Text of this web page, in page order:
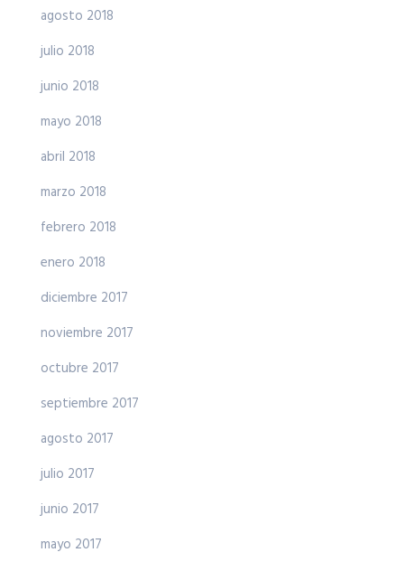
agosto 2018
julio 2018
junio 2018
mayo 2018
abril 2018
marzo 2018
febrero 2018
enero 2018
diciembre 2017
noviembre 2017
octubre 2017
septiembre 2017
agosto 2017
julio 2017
junio 2017
mayo 2017